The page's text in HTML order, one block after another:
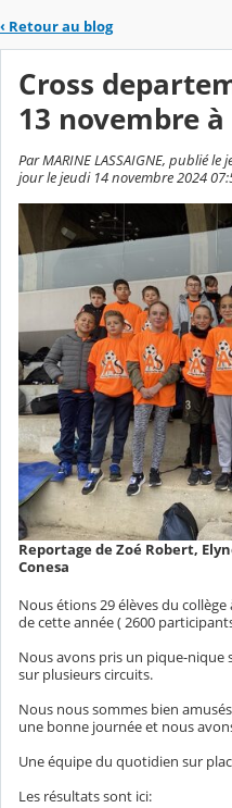
‹ Retour au blog
Cross
13 novembre
Par MARINE LASSAIGNE, publié
jour le jeudi 14 novembre 2024
Reportage de Zoé Robert,
Conesa
Nous étions 29 élèves du
de cette année ( 2600
Nous avons pris un pique-nique
sur plusieurs circuits.
Nous nous sommes bien
une bonne journée et nous
Une équipe du quotidien sur
Les résultats sont ici: